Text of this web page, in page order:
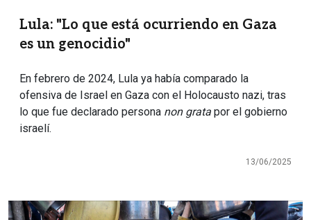
Lula: "Lo que está ocurriendo en Gaza
es un genocidio"
En febrero de 2024, Lula ya había comparado la
ofensiva de Israel en Gaza con el Holocausto nazi, tras
lo que fue declarado persona non grata por el gobierno
israelí.
13/06/2025
Imagen